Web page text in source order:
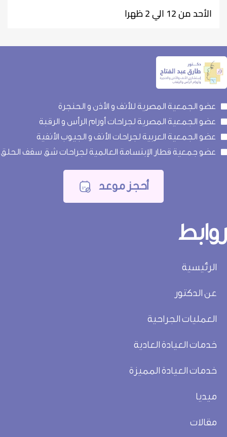
الأحد من 12 الي 2 ظهرا
عضو الجمعية المصرية للأنف و الأذن و الحنجرة
عضو الجمعية المصرية لجراحات أورام الرأس و الرقبة
عضو الجمعية العربية لجراحات الأنف و الجيوب الأنفية
عضو جمعية قطار الإبتسامة العالمية لجراحات شق سقف الحلق
أحجز موعد
الرئيسية
عن الدكتور
العمليات الجراحية
خدمات العيادة العادية
خدمات العيادة المميزة
ميديا
مقالات